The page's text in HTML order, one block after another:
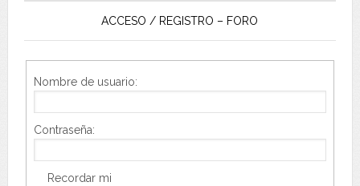
ACCESO / REGISTRO – FORO
Nombre de usuario:
Contraseña:
Recordar mi